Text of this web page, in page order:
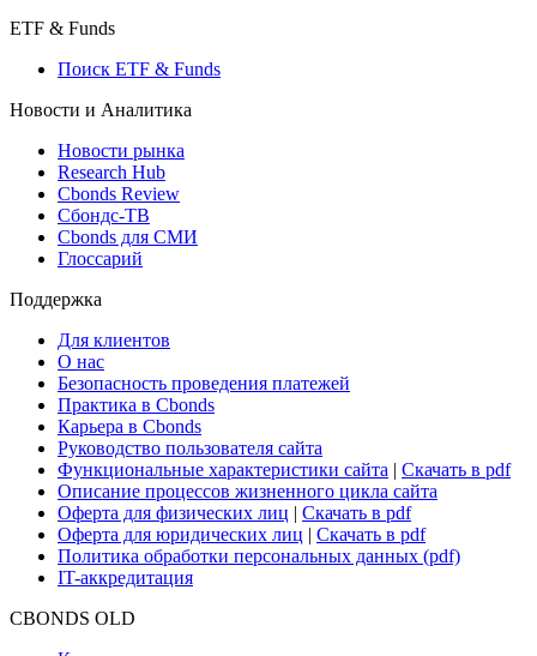
ETF & Funds
Поиск ETF & Funds
Новости и Аналитика
Новости рынка
Research Hub
Cbonds Review
Сбондс-ТВ
Cbonds для СМИ
Глоссарий
Поддержка
Для клиентов
О нас
Безопасность проведения платежей
Практика в Cbonds
Карьера в Cbonds
Руководство пользователя сайта
Функциональные характеристики сайта | Скачать в pdf
Описание процессов жизненного цикла сайта
Оферта для физических лиц | Скачать в pdf
Оферта для юридических лиц | Скачать в pdf
Политика обработки персональных данных (pdf)
IT-аккредитация
CBONDS OLD